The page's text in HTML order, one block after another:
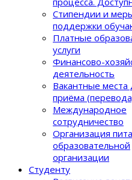
Стипендии и
поддержки
Платные
услуги
Финансово-
деятельность
Вакантные места
приёма
Международное
сотрудничество
Организация
образовательной
организации
Студенту